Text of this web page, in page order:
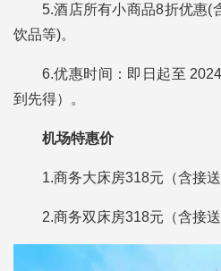
5.酒店所有小商品8折优惠(
饮品等)。
6.优惠时间：即日起至
到先得）。
机场特惠价
1.商务大床房318元（含接
2.商务双床房318元（含接